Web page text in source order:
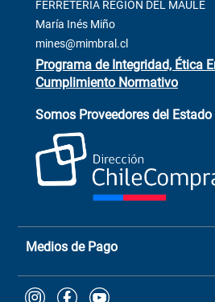
Contacto
Venta Terreno
Trabaja con Nosotros
+56 9 6779 0465
ChileCompras
+56 9 9888 9549
FERRETERÍA REGIÓN DEL MAULE
María Inés Miño
mines@mimbral.cl
Programa de Integridad, Ética
Cumplimiento Normativo
Somos Proveedores del Estado
Medios de Pago